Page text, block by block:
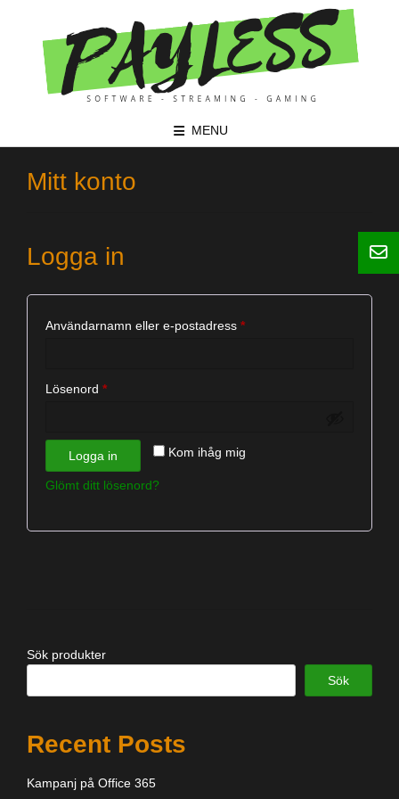
MENU
Mitt konto
Logga in
Användarnamn eller e-postadress *Obligatoriskt
Lösenord *Obligatoriskt
Kom ihåg mig
Logga in
Glömt ditt lösenord?
Sök produkter
Sök
Recent Posts
Kampanj på Office 365